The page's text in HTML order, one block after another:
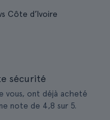
Côte d’Ivoire
sécurité
vous, ont déjà acheté
note de 4,8 sur 5.